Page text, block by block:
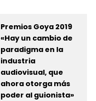
Premios Goya 2019
«Hay un cambio de
paradigma en la
industria
audiovisual, que
ahora otorga más
poder al guionista»